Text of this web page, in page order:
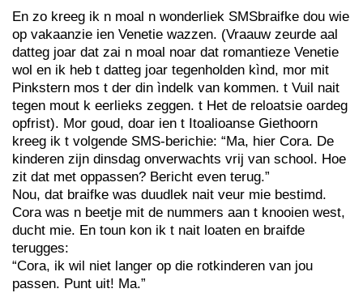
En zo kreeg ik n moal n wonderliek SMSbraifke dou wie
op vakaanzie ien Venetie wazzen. (Vraauw zeurde aal
datteg joar dat zai n moal noar dat romantieze Venetie
wol en ik heb t datteg joar tegenholden kìnd, mor mit
Pinkstern mos t der din ìndelk van kommen. t Vuil nait
tegen mout k eerlieks zeggen. t Het de reloatsie oardeg
opfrist). Mor goud, doar ien t Itoalioanse Giethoorn
kreeg ik t volgende SMS-berichie: “Ma, hier Cora. De
kinderen zijn dinsdag onverwachts vrij van school. Hoe
zit dat met oppassen? Bericht even terug.”
Nou, dat braifke was duudlek nait veur mie bestimd.
Cora was n beetje mit de nummers aan t knooien west,
ducht mie. En toun kon ik t nait loaten en braifde
terugges:
“Cora, ik wil niet langer op die rotkinderen van jou
passen. Punt uit! Ma.”